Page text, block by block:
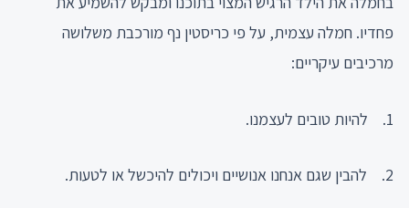
פחדיו. חמלה עצמית, על פי כריסטין נף מורכבת משלושה
מרכיבים עיקריים:
1. להיות טובים לעצמנו.
2. להבין שגם אנחנו אנושיים ויכולים להיכשל או לטעות.